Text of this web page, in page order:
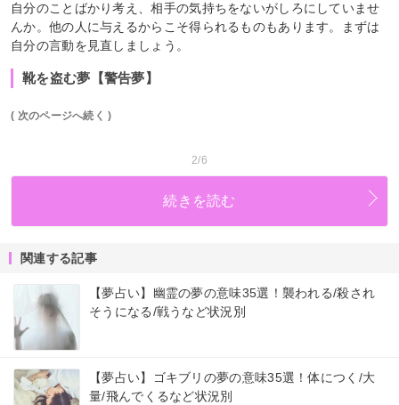
自分のことばかり考え、相手の気持ちをないがしろにしていませ
んか。他の人に与えるからこそ得られるものもあります。まずは
自分の言動を見直しましょう。
靴を盗む夢【警告夢】
( 次のページへ続く )
2/6
続きを読む
関連する記事
【夢占い】幽霊の夢の意味35選！襲われる/殺され
そうになる/戦うなど状況別
【夢占い】ゴキブリの夢の意味35選！体につく/大
量/飛んでくるなど状況別